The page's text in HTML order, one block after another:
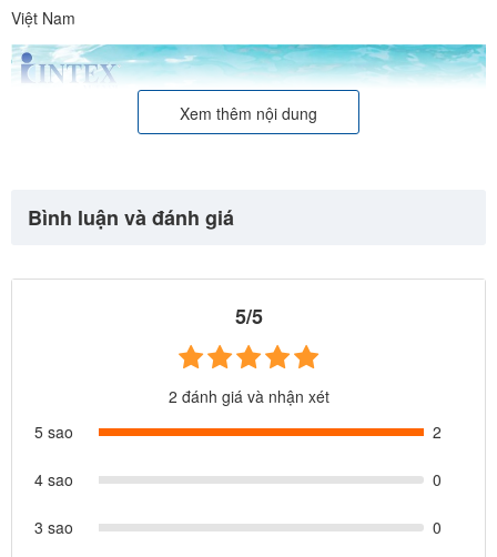
Việt Nam
Xem thêm nội dung
Bình luận và đánh giá
5/5
2 đánh giá và nhận xét
5 sao
2
4 sao 0
3 sao 0